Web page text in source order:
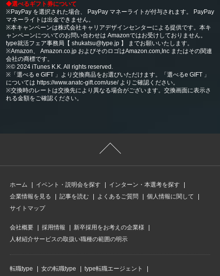
◆選べるギフト券について
※PayPay を選択された場合、 PayPay マネーライトが付与されます。 PayPay
マネーライトは出金できません。
※本キャンペーンは株式会社キャリアデザインセンターによる提供です。本キ
ャンペーンについてのお問い合わせは Amazonではお受けしておりません。
type就活フェア事務局【 shukatsu@type.jp 】 までお願いいたします。
※Amazon、 Amazon.co.jp およびそのロゴはAmazon.com,Inc またはその関連
会社の商標です。
※© 2024 iTunes K.K. All rights reserved.
※「選べる e GIFT 」より交換商品をお選びいただけます。「選べるe GIFT 」
については https://www.anatc-gift.com/use/ よりご確認ください。
※交換時のレートは交換先により異なる場合がございます。交換画面に表示さ
れる金額をご確認ください。
ホーム イベント・説明会を探す
インターン・本選考を探す
企業情報を見る
記事を読む よくあるご質問
個人情報に関して
サイトマップ
会社概要 採用情報
新卒採用をお考えの企業様
人材紹介サービスの取扱い職種の範囲の明示
転職type 女の転職type
type転職エージェント